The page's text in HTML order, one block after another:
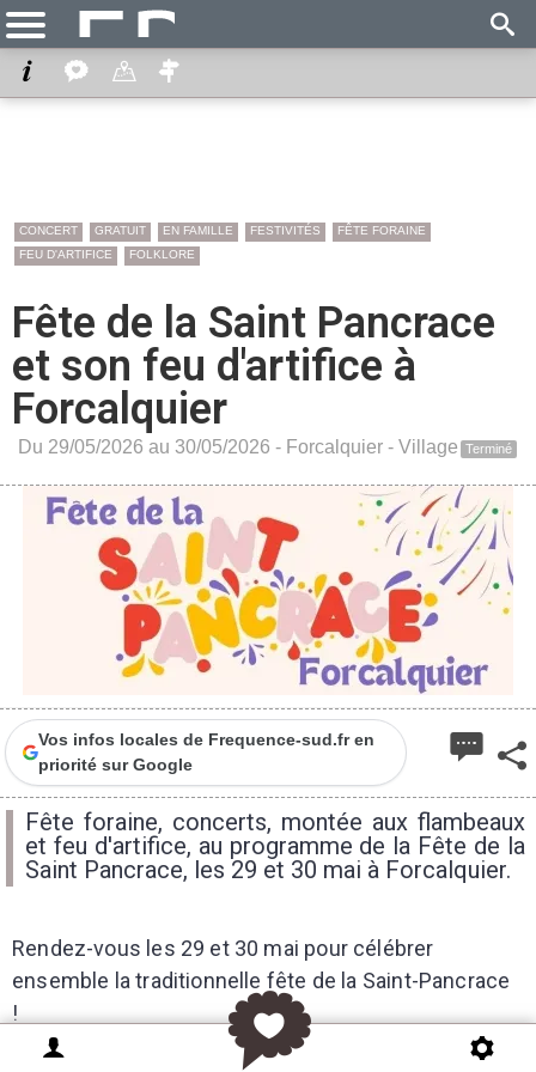
CONCERT GRATUIT EN FAMILLE FESTIVITÉS
FÊTE FORAINE
FEU D'ARTIFICE
FOLKLORE
Fête de la Saint Pancrace
et son feu d'artifice à
Forcalquier
Du 29/05/2026 au 30/05/2026 - Forcalquier - Village Terminé
Vos infos locales de Frequence-sud.fr en
priorité sur Google
Fête foraine, concerts, montée aux flambeaux
et feu d'artifice, au programme de la Fête de la
Saint Pancrace, les 29 et 30 mai à Forcalquier.
Rendez-vous les 29 et 30 mai pour célébrer
ensemble la traditionnelle fête de la Saint-Pancrace
!